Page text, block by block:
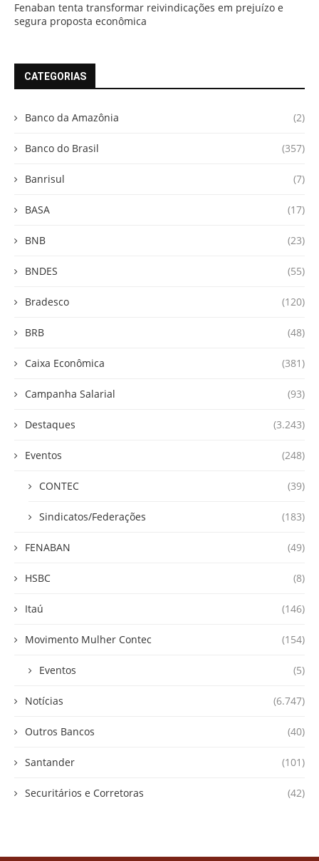
Fenaban tenta transformar reivindicações em prejuízo e
segura proposta econômica
CATEGORIAS
Banco da Amazônia (2)
Banco do Brasil (357)
Banrisul (7)
BASA (17)
BNB (23)
BNDES (55)
Bradesco (120)
BRB (48)
Caixa Econômica (381)
Campanha Salarial (93)
Destaques (3.243)
Eventos (248)
CONTEC (39)
Sindicatos/Federações (183)
FENABAN (49)
HSBC (8)
Itaú (146)
Movimento Mulher Contec (154)
Eventos (5)
Notícias (6.747)
Outros Bancos (40)
Santander (101)
Securitários e Corretoras (42)